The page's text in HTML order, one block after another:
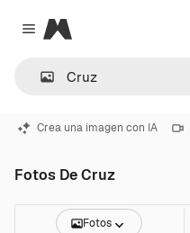
Close menu
Magnific
Crea una imagen con IA
Fotos De Cruz
Fotos